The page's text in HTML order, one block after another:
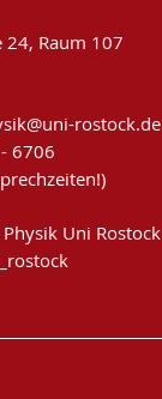
24, Raum 107
@uni-rostock.de
6706
Uni Rostock